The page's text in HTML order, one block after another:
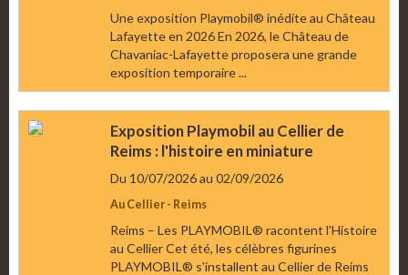
Une exposition Playmobil® inédite au Château
Lafayette en 2026 En 2026, le Château de
Chavaniac-Lafayette proposera une grande
exposition temporaire ...
Exposition Playmobil au Cellier de
Reims : l'histoire en miniature
Du 10/07/2026au 02/09/2026
Au Cellier - Reims
Reims – Les PLAYMOBIL® racontent l'Histoire
au Cellier Cet été, les célèbres figurines
PLAYMOBIL® s'installent au Cellier de Reims